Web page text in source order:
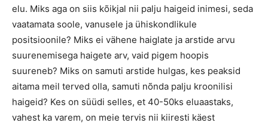
elu. Miks aga on siis kõikjal nii palju haigeid inimesi, seda
vaatamata soole, vanusele ja ühiskondlikule
positsioonile? Miks ei vähene haiglate ja arstide arvu
suurenemisega haigete arv, vaid pigem hoopis
suureneb? Miks on samuti arstide hulgas, kes peaksid
aitama meil terved olla, samuti nõnda palju kroonilisi
haigeid? Kes on süüdi selles, et 40-50ks eluaastaks,
vahest ka varem, on meie tervis nii kiiresti käest